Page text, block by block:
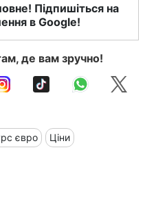
Підпишіться на
в Google!
де вам зручно!
євро Ціни